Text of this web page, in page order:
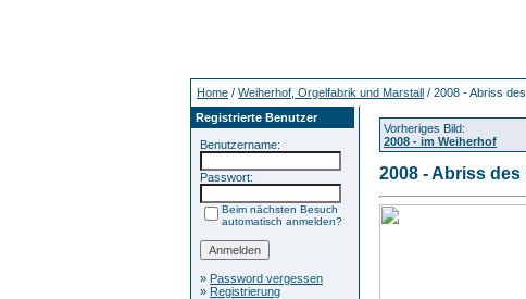
Home / Weiherhof, Orgelfabrik und Marstall / 2008 - Abriss
Registrierte Benutzer
Benutzername:
Passwort:
Beim nächsten Besuch
automatisch anmelden?
» Password vergessen
» Registrierung
Vorheriges Bild:
2008 - im Weiherhof
2008 - Abriss